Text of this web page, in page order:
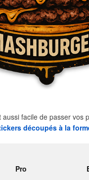
aussi facile de passer vos
découpés à la
Pro